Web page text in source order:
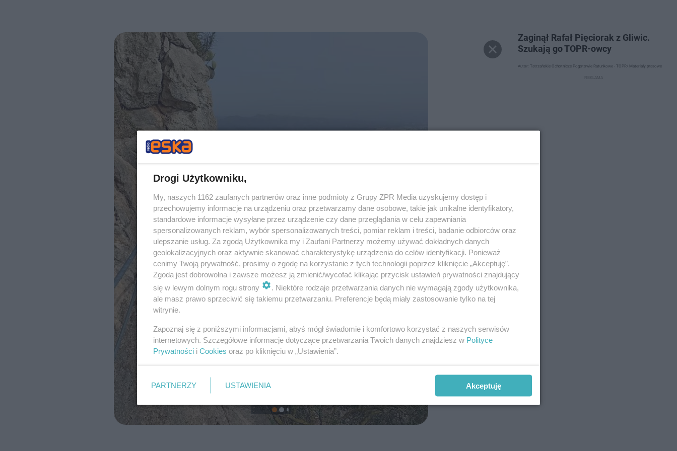
Zaginął Rafał Pięciorak z Gliwic.
Szukają go TOPR-owcy
Autor: Tatrzańskie Ochotnicze Pogotowie Ratunkowe - TOPR/ Materiały prasowe
Drogi Użytkowniku,
My, naszych 1162 zaufanych partnerów oraz inne podmioty z Grupy ZPR Media uzyskujemy dostęp i
przechowujemy informacje na urządzeniu oraz przetwarzamy dane osobowe, takie jak unikalne identyfikatory,
standardowe informacje wysyłane przez urządzenie czy dane przeglądania w celu zapewniania
spersonalizowanych reklam, wybór spersonalizowanych treści, pomiar reklam i treści, badanie odbiorców oraz
ulepszanie usług. Za zgodą Użytkownika my i Zaufani Partnerzy możemy używać dokładnych danych
geolokalizacyjnych oraz aktywnie skanować charakterystykę urządzenia do celów identyfikacji. Ponieważ
cenimy Twoją prywatność, prosimy o zgodę na korzystanie z tych technologii poprzez kliknięcie „Akceptuję”.
Zgoda jest dobrowolna i zawsze możesz ją zmienić/wycofać klikając przycisk ustawień prywatności znajdujący
się w lewym dolnym rogu strony
. Niektóre rodzaje przetwarzania danych nie wymagają zgody użytkownika,
ale masz prawo sprzeciwić się takiemu przetwarzaniu. Preferencje będą miały zastosowanie tylko na tej
witrynie.
Zapoznaj się z poniższymi informacjami, abyś mógł świadomie i komfortowo korzystać z naszych serwisów
internetowych. Szczegółowe informacje dotyczące przetwarzania Twoich danych znajdziesz w Polityce
Prywatności i Cookies oraz po kliknięciu w „Ustawienia”.
PARTNERZY USTAWIENIA Akceptuję